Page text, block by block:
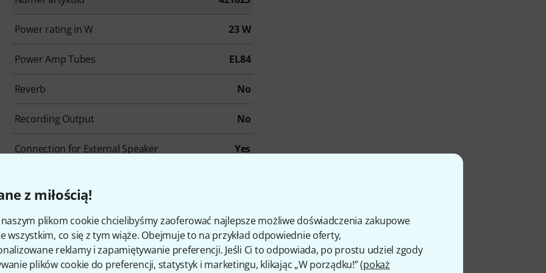
z miłością!
naszym plikom cookie chcielibyśmy zaoferować najlepsze możliwe doświadczenia zakupowe
wszystkim, co się z tym wiąże. Obejmuje to na przykład odpowiednie oferty,
reklamy i zapamiętywanie preferencji. Jeśli Ci to odpowiada, po prostu udziel zgody
plików cookie do preferencji, statystyk i marketingu, klikając „W porządku!” (pokaż
Power rating in W 23 W
Power Amp Tubes EL84
Reverb No
Recording Output No
Connection for External Speaker Yes
i pasujące produkty